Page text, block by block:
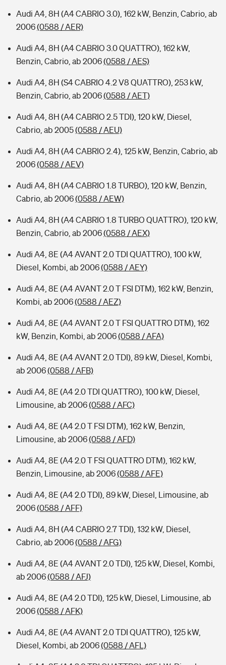
Audi A4, 8H (A4 CABRIO 3.0), 162 kW, Benzin, Cabrio, ab
2006(0588 / AER)
Audi A4, 8H (A4 CABRIO 3.0 QUATTRO), 162 kW,
Benzin, Cabrio, ab 2006(0588 / AES)
Audi A4, 8H (S4 CABRIO 4.2 V8 QUATTRO), 253 kW,
Benzin, Cabrio, ab 2006(0588 / AET)
Audi A4, 8H (A4 CABRIO 2.5 TDI), 120 kW, Diesel,
Cabrio, ab 2005(0588 / AEU)
Audi A4, 8H (A4 CABRIO 2.4), 125 kW, Benzin, Cabrio, ab
2006(0588 / AEV)
Audi A4, 8H (A4 CABRIO 1.8 TURBO), 120 kW, Benzin,
Cabrio, ab 2006(0588 / AEW)
Audi A4, 8H (A4 CABRIO 1.8 TURBO QUATTRO), 120 kW,
Benzin, Cabrio, ab 2006(0588 / AEX)
Audi A4, 8E (A4 AVANT 2.0 TDI QUATTRO), 100 kW,
Diesel, Kombi, ab 2006(0588 / AEY)
Audi A4, 8E (A4 AVANT 2.0 T FSI DTM), 162 kW, Benzin,
Kombi, ab 2006(0588 / AEZ)
Audi A4, 8E (A4 AVANT 2.0 T FSI QUATTRO DTM), 162
kW, Benzin, Kombi, ab 2006(0588 / AFA)
Audi A4, 8E (A4 AVANT 2.0 TDI), 89 kW, Diesel, Kombi,
ab 2006(0588 / AFB)
Audi A4, 8E (A4 2.0 TDI QUATTRO), 100 kW, Diesel,
Limousine, ab 2006(0588 / AFC)
Audi A4, 8E (A4 2.0 T FSI DTM), 162 kW, Benzin,
Limousine, ab 2006(0588 / AFD)
Audi A4, 8E (A4 2.0 T FSI QUATTRO DTM), 162 kW,
Benzin, Limousine, ab 2006(0588 / AFE)
Audi A4, 8E (A4 2.0 TDI), 89 kW, Diesel, Limousine, ab
2006(0588 / AFF)
Audi A4, 8H (A4 CABRIO 2.7 TDI), 132 kW, Diesel,
Cabrio, ab 2006(0588 / AFG)
Audi A4, 8E (A4 AVANT 2.0 TDI), 125 kW, Diesel, Kombi,
ab 2006(0588 / AFJ)
Audi A4, 8E (A4 2.0 TDI), 125 kW, Diesel, Limousine, ab
2006(0588 / AFK)
Audi A4, 8E (A4 AVANT 2.0 TDI QUATTRO), 125 kW,
Diesel, Kombi, ab 2006(0588 / AFL)